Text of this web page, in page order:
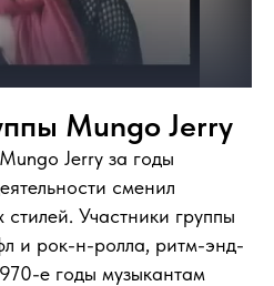
Mungo Jerry
Jerry за годы
сменил
стилей. Участники группы
и рок-н-ролла, ритм-энд-
е годы музыкантам